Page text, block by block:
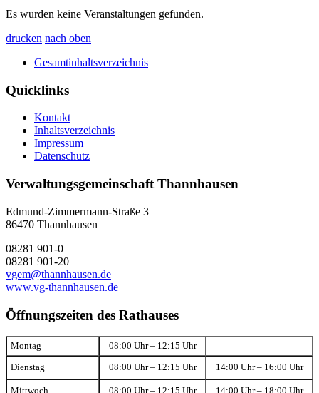
Es wurden keine Veranstaltungen gefunden.
drucken nach oben
Gesamtinhaltsverzeichnis
Quicklinks
Kontakt
Inhaltsverzeichnis
Impressum
Datenschutz
Verwaltungsgemeinschaft Thannhausen
Edmund-Zimmermann-Straße 3
86470 Thannhausen
08281 901-0
08281 901-20
vgem@thannhausen.de
www.vg-thannhausen.de
Öffnungszeiten des Rathauses
Montag 08:00 Uhr – 12:15 Uhr
Dienstag 08:00 Uhr – 12:15 Uhr 14:00 Uhr – 16:00 Uhr